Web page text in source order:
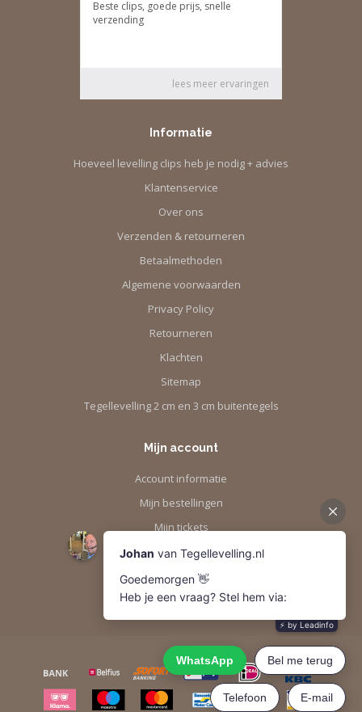
Informatie
Hoeveel levelling clips heb je nodig + advies
Klantenservice
Over ons
Verzenden & retourneren
Betaalmethoden
Algemene voorwaarden
Privacy Policy
Retourneren
Klachten
Sitemap
Tegellevelling 2 cm en 3 cm buitentegels
Mijn account
Account informatie
Mijn bestellingen
Mijn tickets
Mijn verlanglijst
Vergelijk
Alle producten